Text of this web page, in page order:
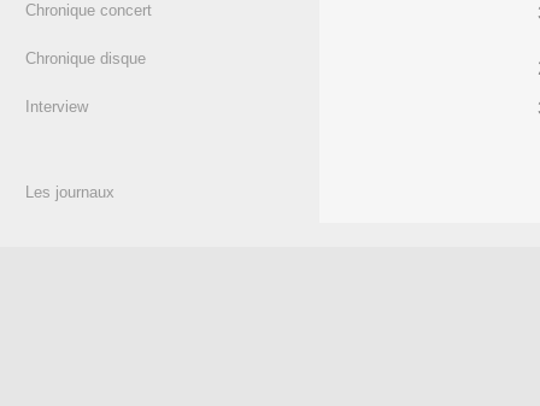
Chronique concert
Chronique disque
Interview
Les journaux